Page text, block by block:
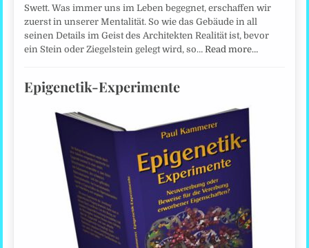
Swett. Was immer uns im Leben begegnet, erschaffen wir
zuerst in unserer Mentalität. So wie das Gebäude in all
seinen Details im Geist des Architekten Realität ist, bevor
ein Stein oder Ziegelstein gelegt wird, so…Read more…
Epigenetik-Experimente